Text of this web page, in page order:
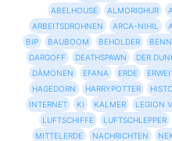
ABELHOUSE
ALMORIGHUR
ARBEITSDROHNEN
ARCA-NIHIL
BIP
BAUBOOM BEHOLDER
DARGOFF
DEATHSPAWN DER
DÄMONEN
EFANA ERDE
HAGEDORN
HARRYPOTTER
INTERNET
KI KALMER LEGION
LUFTSCHIFFE
LUFTSCHLEPPER
MITTELERDE
NACHRICHTEN